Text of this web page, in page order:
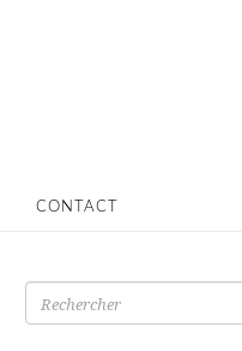
CONTACT
Recherche
pour: